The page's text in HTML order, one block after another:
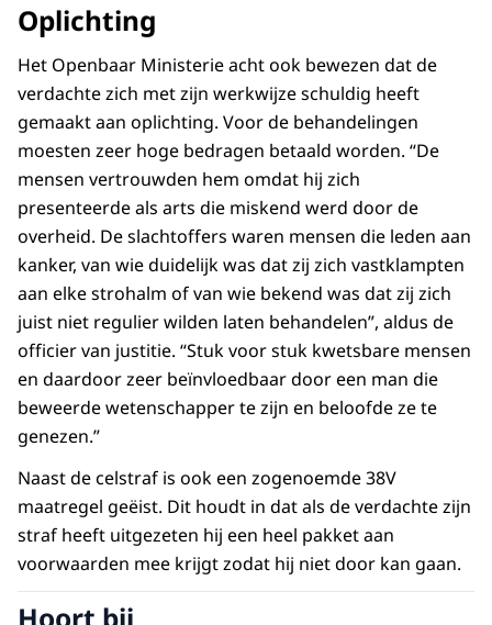
Oplichting
Het Openbaar Ministerie acht ook bewezen dat de
verdachte zich met zijn werkwijze schuldig heeft
gemaakt aan oplichting. Voor de behandelingen
moesten zeer hoge bedragen betaald worden. “De
mensen vertrouwden hem omdat hij zich
presenteerde als arts die miskend werd door de
overheid. De slachtoffers waren mensen die leden aan
kanker, van wie duidelijk was dat zij zich vastklampten
aan elke strohalm of van wie bekend was dat zij zich
juist niet regulier wilden laten behandelen”, aldus de
officier van justitie. “Stuk voor stuk kwetsbare mensen
en daardoor zeer beïnvloedbaar door een man die
beweerde wetenschapper te zijn en beloofde ze te
genezen.”
Naast de celstraf is ook een zogenoemde 38V
maatregel geëist. Dit houdt in dat als de verdachte zijn
straf heeft uitgezeten hij een heel pakket aan
voorwaarden mee krijgt zodat hij niet door kan gaan.